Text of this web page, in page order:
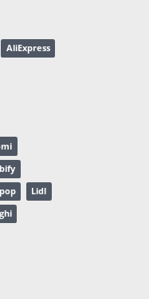
AliExpress
Lidl